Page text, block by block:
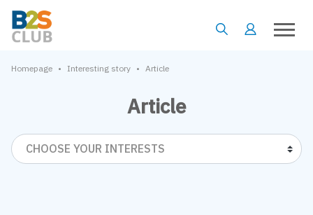
Homepage • Interesting story • Article
Article
CHOOSE YOUR INTERESTS